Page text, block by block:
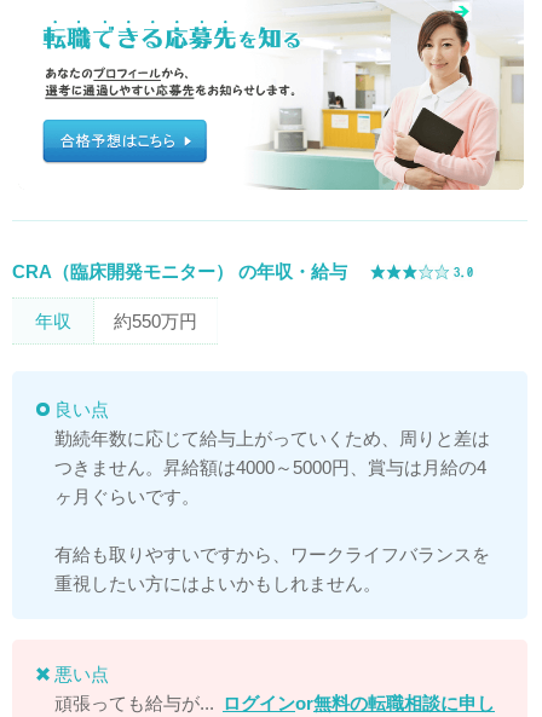
CRA（臨床開発モニター） の年収・給与
年収 約550万円
良い点
勤続年数に応じて給与上がっていくため、周りと差は
つきません。昇給額は4000～5000円、賞与は月給の4
ヶ月ぐらいです。
有給も取りやすいですから、ワークライフバランスを
重視したい方にはよいかもしれません。
悪い点
頑張っても給与が... ログインor無料の転職相談に申し